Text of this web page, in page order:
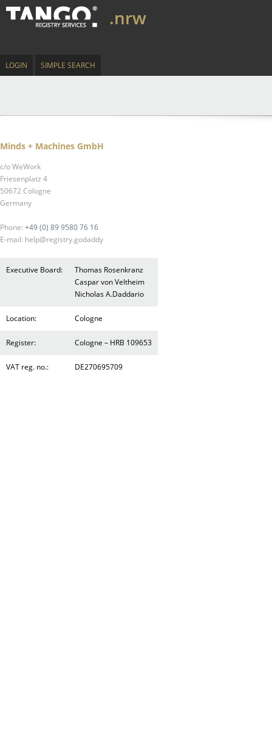
.nrw
LOGIN SIMPLE SEARCH
Minds + Machines GmbH
c/o WeWork
Friesenplatz 4
50672 Cologne
Germany
Phone: +49 (0) 89 9580 76 16
E-mail: help@registry.godaddy
Executive Board:
Thomas Rosenkranz
Caspar von Veltheim
Nicholas A.Daddario
Location: Cologne
Register: Cologne – HRB 109653
VAT reg. no.: DE270695709